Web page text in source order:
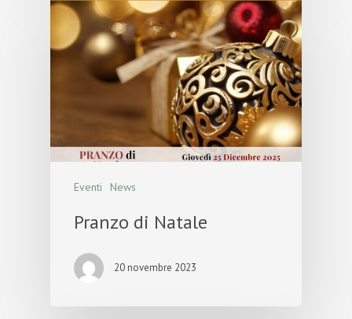
Eventi News
Pranzo di Natale
20 novembre 2023